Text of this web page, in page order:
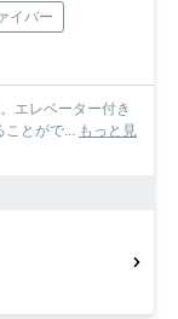
イバー
エレベーター付き
ことがで... もっと見